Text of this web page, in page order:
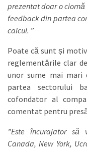
prezentat doar o
feedback din partea
calcul. ”
Poate că sunt și
reglementările clar
unor sume mai mari
partea sectorului
cofondator al
comentat pentru
”Este încurajator să
Canada, New York,